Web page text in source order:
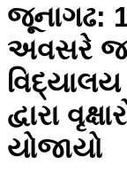
જૂનાગઢ:
અવસરે
વિદ્યાલય
દ્વારા
યોજાયો